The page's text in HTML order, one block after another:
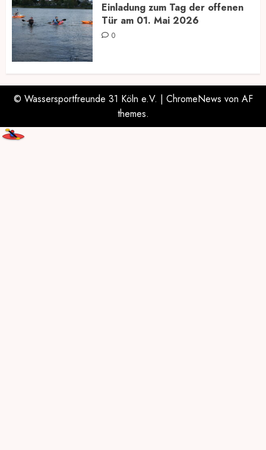
Einladung zum Tag der offenen
Tür am 01. Mai 2026
0
© Wassersportfreunde 31 Köln e.V. | ChromeNews von AF
themes.